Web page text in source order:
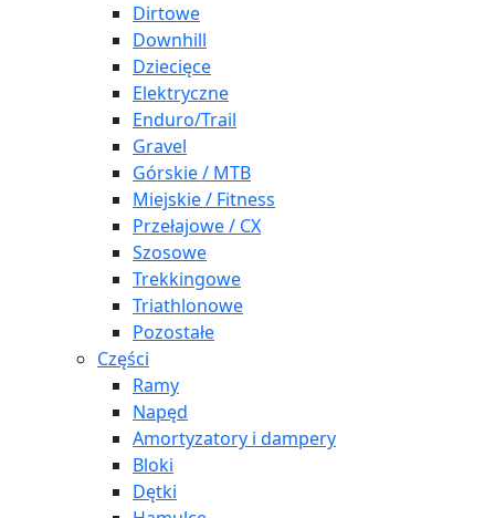
Dirtowe
Downhill
Dziecięce
Elektryczne
Enduro/Trail
Gravel
Górskie / MTB
Miejskie / Fitness
Przełajowe / CX
Szosowe
Trekkingowe
Triathlonowe
Pozostałe
Części
Ramy
Napęd
Amortyzatory i dampery
Bloki
Dętki